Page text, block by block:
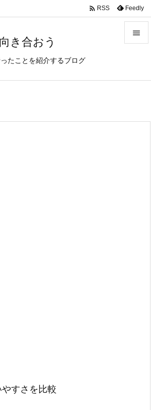
き合おう
たことを紹介するブログ


 RSS Feedly
すさを比較